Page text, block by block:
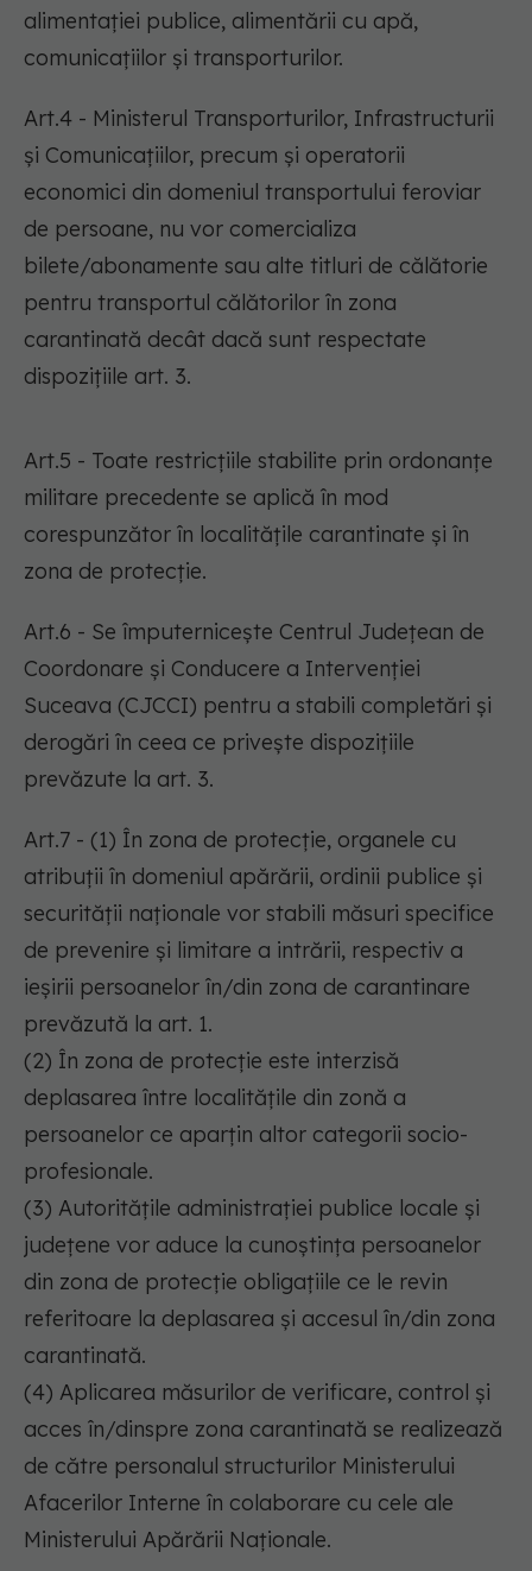
alimentației publice, alimentării cu apă,
comunicațiilor și transporturilor.
Art.4 - Ministerul Transporturilor, Infrastructurii
și Comunicațiilor, precum și operatorii
economici din domeniul transportului feroviar
de persoane, nu vor comercializa
bilete/abonamente sau alte titluri de călătorie
pentru transportul călătorilor în zona
carantinată decât dacă sunt respectate
dispozițiile art. 3.
Art.5 - Toate restricțiile stabilite prin ordonanțe
militare precedente se aplică în mod
corespunzător în localitățile carantinate și în
zona de protecție.
Art.6 - Se împuternicește Centrul Județean de
Coordonare și Conducere a Intervenției
Suceava (CJCCI) pentru a stabili completări și
derogări în ceea ce privește dispozițiile
prevăzute la art. 3.
Art.7 - (1) În zona de protecție, organele cu
atribuții în domeniul apărării, ordinii publice și
securității naționale vor stabili măsuri specifice
de prevenire și limitare a intrării, respectiv a
ieșirii persoanelor în/din zona de carantinare
prevăzută la art. 1.
(2) În zona de protecție este interzisă
deplasarea între localitățile din zonă a
persoanelor ce aparțin altor categorii socio-
profesionale.
(3) Autoritățile administrației publice locale și
județene vor aduce la cunoștința persoanelor
din zona de protecție obligațiile ce le revin
referitoare la deplasarea și accesul în/din zona
carantinată.
(4) Aplicarea măsurilor de verificare, control și
acces în/dinspre zona carantinată se realizează
de către personalul structurilor Ministerului
Afacerilor Interne în colaborare cu cele ale
Ministerului Apărării Naționale.